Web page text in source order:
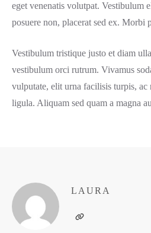
eget venenatis volutpat. Vestibulum
posuere non, placerat sed ex. Morbi
Vestibulum tristique justo et diam
vestibulum orci rutrum. Vivamus
vulputate, elit urna facilisis turpis, ac
ligula. Aliquam sed quam a magna
LAURA